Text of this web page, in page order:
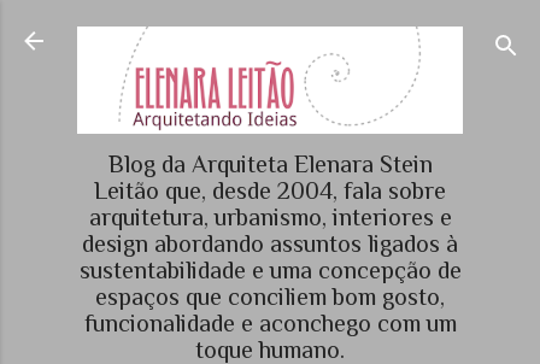
Pular para o conteúdo principal
Blog da Arquiteta Elenara Stein
Leitão que, desde 2004, fala sobre
arquitetura, urbanismo, interiores e
design abordando assuntos ligados à
sustentabilidade e uma concepção de
espaços que conciliem bom gosto,
funcionalidade e aconchego com um
toque humano.